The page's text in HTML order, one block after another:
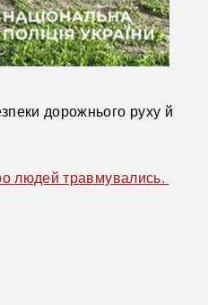
дорожнього руху й
людей травмувались.